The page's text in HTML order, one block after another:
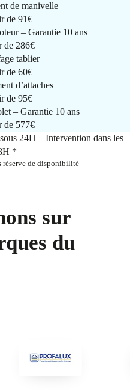
de manivelle
de 91€
– Garantie 10 ans
de 286€
tablier
de 60€
d’attaches
de 95€
– Garantie 10 ans
de 577€
24H – Intervention dans les
*
réserve de disponibilité
sur
du